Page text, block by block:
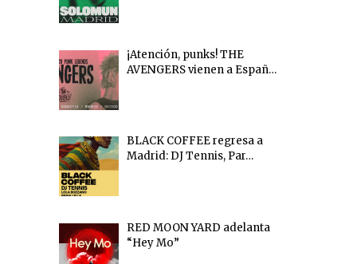
¡Atención, punks! THE
AVENGERS vienen a Españ…
BLACK COFFEE regresa a
Madrid: DJ Tennis, Par…
RED MOON YARD adelanta
“Hey Mo”